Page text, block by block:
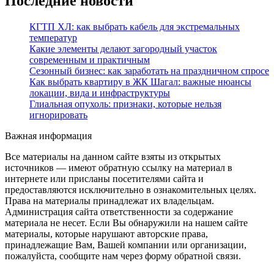
КГТП ХЛ: как выбрать кабель для экстремальных
температур
Какие элементы делают загородный участок
современным и практичным
Сезонный бизнес: как заработать на праздничном спросе
Как выбрать квартиру в ЖК Шагал: важные нюансы
локации, вида и инфраструктуры
Глиальная опухоль: признаки, которые нельзя
игнорировать
Важная информация
Все материалы на данном сайте взяты из открытых
источников — имеют обратную ссылку на материал в
интернете или присланы посетителями сайта и
предоставляются исключительно в ознакомительных целях.
Права на материалы принадлежат их владельцам.
Администрация сайта ответственности за содержание
материала не несет. Если Вы обнаружили на нашем сайте
материалы, которые нарушают авторские права,
принадлежащие Вам, Вашей компании или организации,
пожалуйста, сообщите нам через форму обратной связи.